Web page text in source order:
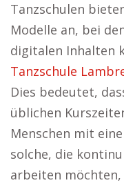
Tanzschulen
Modelle an, bei
digitalen Inhalten
Tanzschule
Dies bedeutet,
üblichen
Menschen mit
solche, die
arbeiten